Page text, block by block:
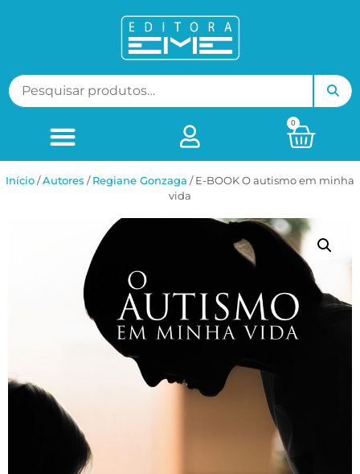
0
Início/ㅤAutores /Regiane Gonzaga / E-BOOK O autismo em minha
vida